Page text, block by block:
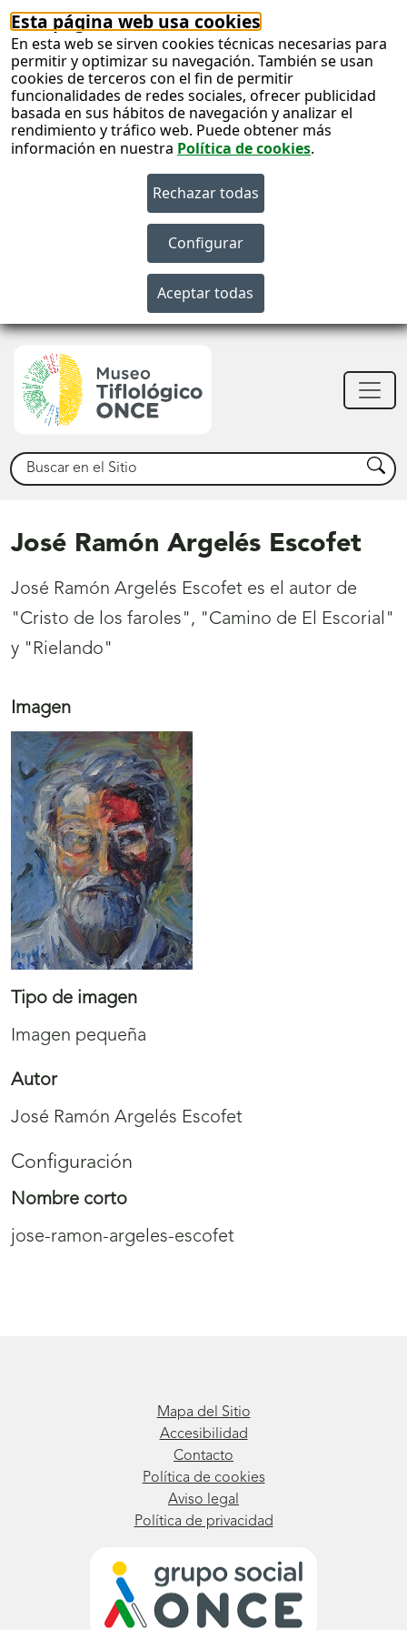
Esta página web usa cookies
En esta web se sirven cookies técnicas necesarias para
permitir y optimizar su navegación. También se usan
cookies de terceros con el fin de permitir
funcionalidades de redes sociales, ofrecer publicidad
basada en sus hábitos de navegación y analizar el
rendimiento y tráfico web. Puede obtener más
información en nuestra Política de cookies.
Buscar Buscar
José Ramón Argelés Escofet
José Ramón Argelés Escofet es el autor de
"Cristo de los faroles", "Camino de El Escorial"
y "Rielando"
Imagen
Tipo de imagen
Imagen pequeña
Autor
José Ramón Argelés Escofet
Configuración
Nombre corto
jose-ramon-argeles-escofet
Mapa del Sitio
Accesibilidad
Contacto
Política de cookies
Aviso legal
Política de privacidad